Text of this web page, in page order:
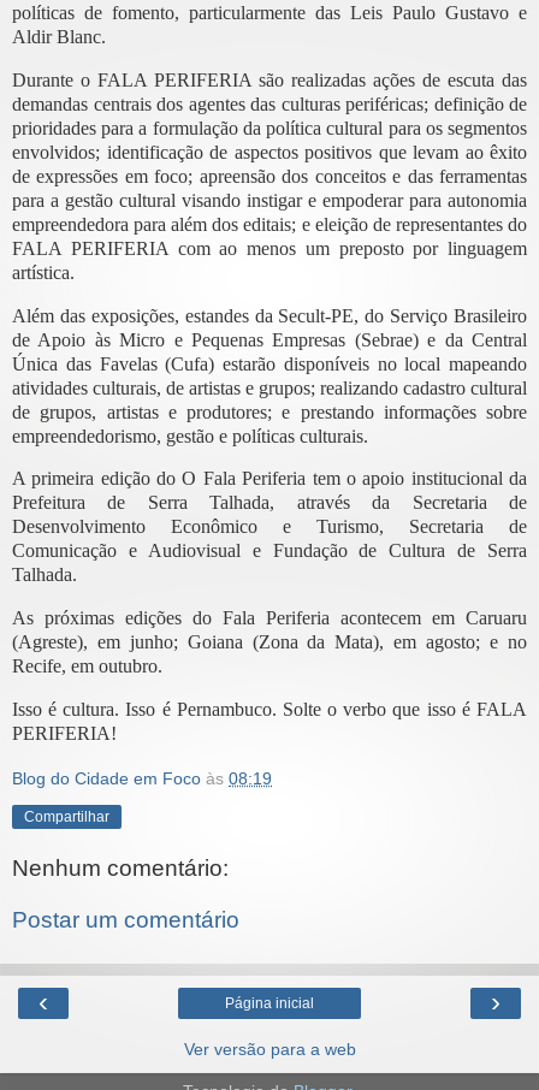
políticas de fomento, particularmente das Leis Paulo Gustavo e
Aldir Blanc.
Durante o FALA PERIFERIA são realizadas ações de escuta das
demandas centrais dos agentes das culturas periféricas; definição de
prioridades para a formulação da política cultural para os segmentos
envolvidos; identificação de aspectos positivos que levam ao êxito
de expressões em foco; apreensão dos conceitos e das ferramentas
para a gestão cultural visando instigar e empoderar para autonomia
empreendedora para além dos editais; e eleição de representantes do
FALA PERIFERIA com ao menos um preposto por linguagem
artística.
Além das exposições, estandes da Secult-PE, do Serviço Brasileiro
de Apoio às Micro e Pequenas Empresas (Sebrae) e da Central
Única das Favelas (Cufa) estarão disponíveis no local mapeando
atividades culturais, de artistas e grupos; realizando cadastro cultural
de grupos, artistas e produtores; e prestando informações sobre
empreendedorismo, gestão e políticas culturais.
A primeira edição do O Fala Periferia tem o apoio institucional da
Prefeitura de Serra Talhada, através da Secretaria de
Desenvolvimento Econômico e Turismo, Secretaria de
Comunicação e Audiovisual e Fundação de Cultura de Serra
Talhada.
As próximas edições do Fala Periferia acontecem em Caruaru
(Agreste), em junho; Goiana (Zona da Mata), em agosto; e no
Recife, em outubro.
Isso é cultura. Isso é Pernambuco. Solte o verbo que isso é FALA
PERIFERIA!
Blog do Cidade em Foco às 08:19
Compartilhar
Nenhum comentário:
Postar um comentário
‹ ›
Página inicial
Ver versão para a web